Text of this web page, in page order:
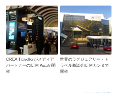
CREA Travellerがメディア
パートナーのILTM Asiaが開
催
世界のラグジュアリー・ト
ラベル商談会ILTMカンヌで
開催